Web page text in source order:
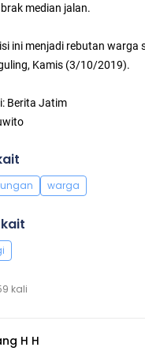
median jalan.
ini menjadi rebutan warga
Kamis (3/10/2019).
Berita Jatim
warga
kali
H H